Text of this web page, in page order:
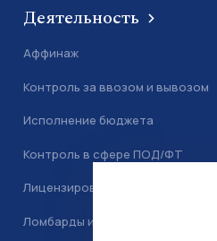
Деятельность
Аффинаж
Контроль за ввозом и вывозом
Исполнение бюджета
Контроль в сфере ПОД/ФТ
Лицензирование
Ломбарды и скупка